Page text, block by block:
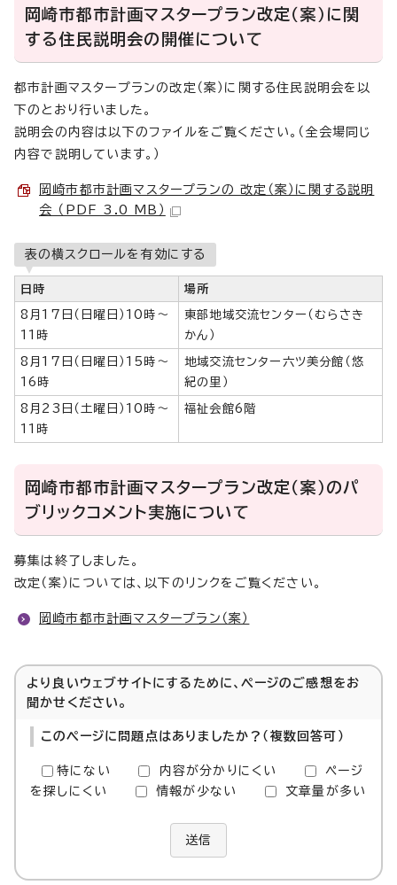
岡崎市都市計画マスタープラン改定（案）に関
する住民説明会の開催について
都市計画マスタープランの改定（案）に関する住民説明会を以
下のとおり行いました。
説明会の内容は以下のファイルをご覧ください。（全会場同じ
内容で説明しています。）
岡崎市都市計画マスタープランの 改定（案）に関する説明
会 （PDF 3.0 MB）
表の横スクロールを有効にする
日時 場所
8月17日（日曜日）10時～
11時
東部地域交流センター（むらさき
かん）
8月17日（日曜日）15時～
16時
地域交流センター六ツ美分館（悠
紀の里）
8月23日（土曜日）10時～
11時
福祉会館6階
岡崎市都市計画マスタープラン改定（案）のパ
ブリックコメント実施について
募集は終了しました。
改定（案）については、以下のリンクをご覧ください。
岡崎市都市計画マスタープラン（案）
より良いウェブサイトにするために、ページのご感想をお
聞かせください。
このページに問題点はありましたか？（複数回答可）
特にない 内容が分かりにくい
ページ
を探しにくい
情報が少ない 文章量が多い
送信